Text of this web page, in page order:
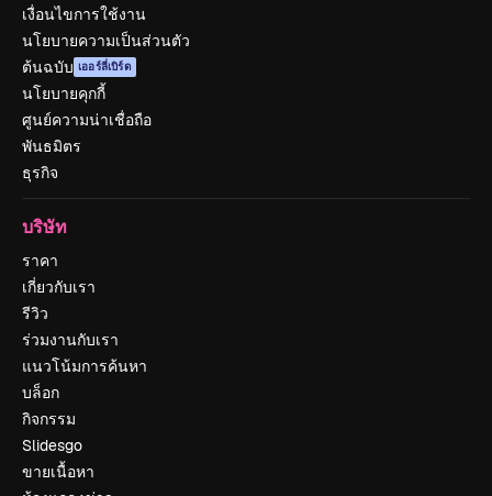
เงื่อนไขการใช้งาน
นโยบายความเป็นส่วนตัว
ต้นฉบับ เออร์ลี่เบิร์ด
นโยบายคุกกี้
ศูนย์ความน่าเชื่อถือ
พันธมิตร
ธุรกิจ
บริษัท
ราคา
เกี่ยวกับเรา
รีวิว
ร่วมงานกับเรา
แนวโน้มการค้นหา
บล็อก
กิจกรรม
Slidesgo
ขายเนื้อหา